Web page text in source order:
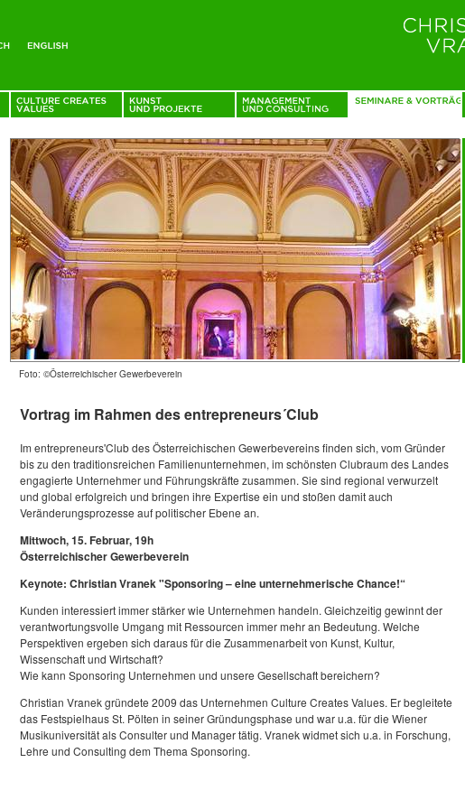
Foto: ©Österreichischer Gewerbeverein
Vortrag im Rahmen des entrepreneurs´Club
Im entrepreneurs'Club des Österreichischen Gewerbevereins finden sich, vom Gründer
bis zu den traditionsreichen Familienunternehmen, im schönsten Clubraum des Landes
engagierte Unternehmer und Führungskräfte zusammen. Sie sind regional verwurzelt
und global erfolgreich und bringen ihre Expertise ein und stoßen damit auch
Veränderungsprozesse auf politischer Ebene an.
Mittwoch, 15. Februar, 19h
Österreichischer Gewerbeverein
Keynote: Christian Vranek "Sponsoring – eine unternehmerische Chance!“
Kunden interessiert immer stärker wie Unternehmen handeln. Gleichzeitig gewinnt der
verantwortungsvolle Umgang mit Ressourcen immer mehr an Bedeutung. Welche
Perspektiven ergeben sich daraus für die Zusammenarbeit von Kunst, Kultur,
Wissenschaft und Wirtschaft?
Wie kann Sponsoring Unternehmen und unsere Gesellschaft bereichern?
Christian Vranek gründete 2009 das Unternehmen Culture Creates Values. Er begleitete
das Festspielhaus St. Pölten in seiner Gründungsphase und war u.a. für die Wiener
Musikuniversität als Consulter und Manager tätig. Vranek widmet sich u.a. in Forschung,
Lehre und Consulting dem Thema Sponsoring.